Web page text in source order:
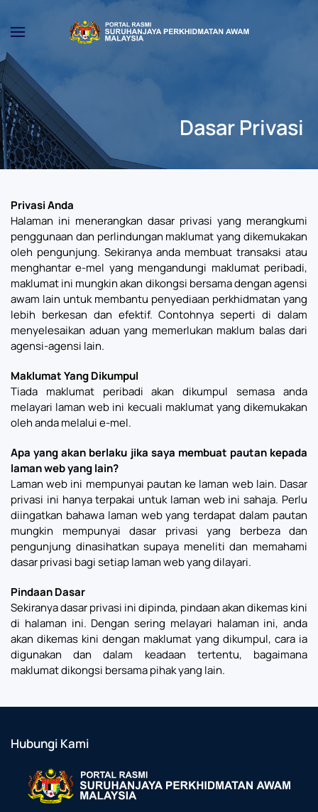
Skip to main content
Dasar Privasi
Privasi Anda
Halaman ini menerangkan dasar privasi yang merangkumi
penggunaan dan perlindungan maklumat yang dikemukakan
oleh pengunjung. Sekiranya anda membuat transaksi atau
menghantar e-mel yang mengandungi maklumat peribadi,
maklumat ini mungkin akan dikongsi bersama dengan agensi
awam lain untuk membantu penyediaan perkhidmatan yang
lebih berkesan dan efektif. Contohnya seperti di dalam
menyelesaikan aduan yang memerlukan maklum balas dari
agensi-agensi lain.
Maklumat Yang Dikumpul
Tiada maklumat peribadi akan dikumpul semasa anda
melayari laman web ini kecuali maklumat yang dikemukakan
oleh anda melalui e-mel.
Apa yang akan berlaku jika saya membuat pautan kepada
laman web yang lain?
Laman web ini mempunyai pautan ke laman web lain. Dasar
privasi ini hanya terpakai untuk laman web ini sahaja. Perlu
diingatkan bahawa laman web yang terdapat dalam pautan
mungkin mempunyai dasar privasi yang berbeza dan
pengunjung dinasihatkan supaya meneliti dan memahami
dasar privasi bagi setiap laman web yang dilayari.
Pindaan Dasar
Sekiranya dasar privasi ini dipinda, pindaan akan dikemas kini
di halaman ini. Dengan sering melayari halaman ini, anda
akan dikemas kini dengan maklumat yang dikumpul, cara ia
digunakan dan dalam keadaan tertentu, bagaimana
maklumat dikongsi bersama pihak yang lain.
Hubungi Kami